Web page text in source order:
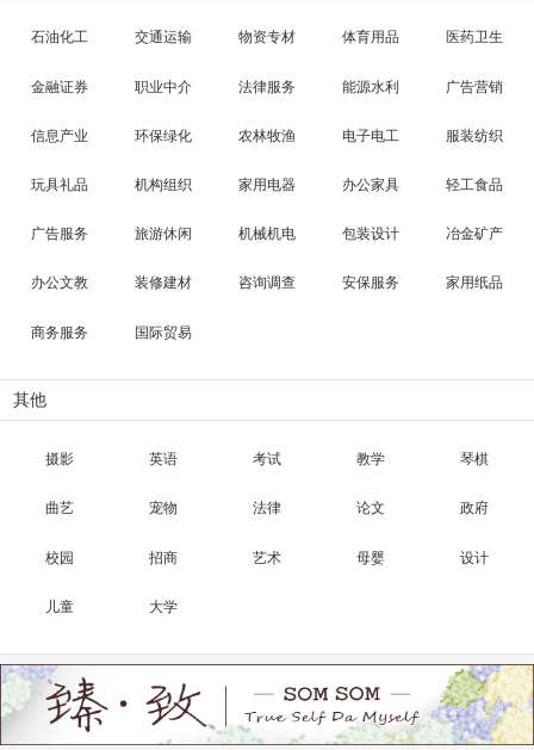
石油化工 交通运输 物资专材 体育用品 医药卫生
金融证券 职业中介 法律服务 能源水利 广告营销
信息产业 环保绿化 农林牧渔 电子电工 服装纺织
玩具礼品 机构组织 家用电器 办公家具 轻工食品
广告服务 旅游休闲 机械机电 包装设计 冶金矿产
办公文教 装修建材 咨询调查 安保服务 家用纸品
商务服务 国际贸易
其他
摄影 英语 考试 教学 琴棋
曲艺 宠物 法律 论文 政府
校园 招商 艺术 母婴 设计
儿童 大学